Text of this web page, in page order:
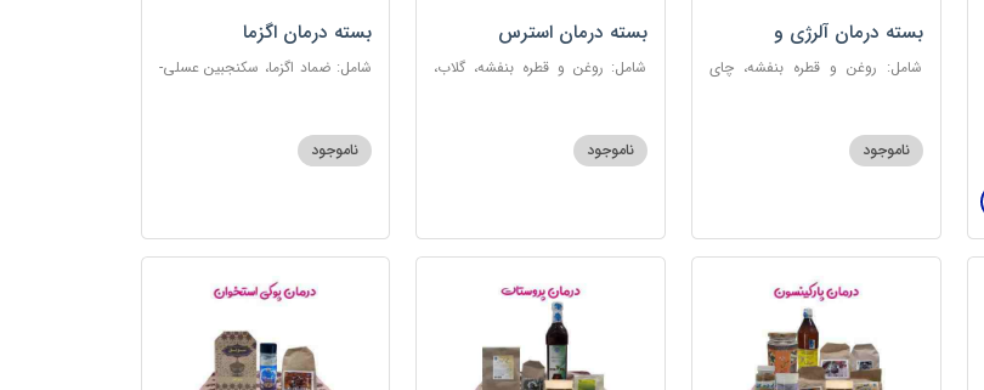
بسته درمان آلرژی و
حساسیت فصلی
شامل: روغن و قطره بنفشه، چای
3 ستاره ناموجود
بسته درمان استرس
شامل: روغن و قطره بنفشه، گلاب،
گل، بهارنارنج، چای مبارک
ناموجود
بسته درمان اگزما
شامل: ضماد اگزما، سکنجبین عسلی-
110ناموجود